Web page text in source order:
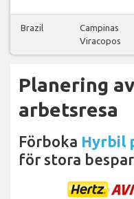
Brazil
Campinas
Viracopos
Planering
arbetsresa
Förboka Hyrbil
för stora